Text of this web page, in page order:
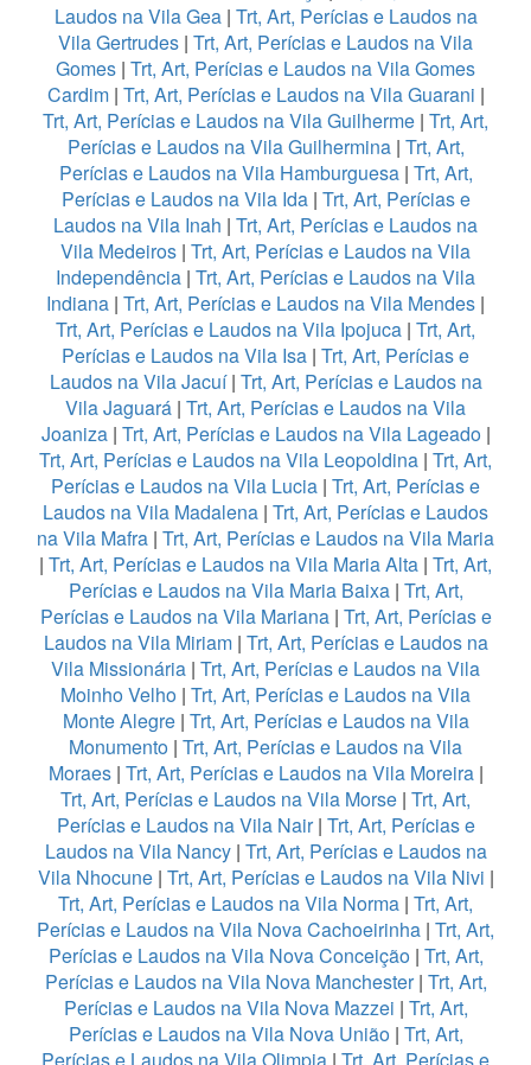
Laudos na Vila Gea| Trt, Art, Perícias e Laudos na
Vila Gertrudes | Trt, Art, Perícias e Laudos na Vila
Gomes | Trt, Art, Perícias e Laudos na Vila Gomes
Cardim| Trt, Art, Perícias e Laudos na Vila Guarani |
Trt, Art, Perícias e Laudos na Vila Guilherme | Trt, Art,
Perícias e Laudos na Vila Guilhermina| Trt, Art,
Perícias e Laudos na Vila Hamburguesa| Trt, Art,
Perícias e Laudos na Vila Ida| Trt, Art, Perícias e
Laudos na Vila Inah | Trt, Art, Perícias e Laudos na
Vila Medeiros | Trt, Art, Perícias e Laudos na Vila
Independência | Trt, Art, Perícias e Laudos na Vila
Indiana | Trt, Art, Perícias e Laudos na Vila Mendes |
Trt, Art, Perícias e Laudos na Vila Ipojuca | Trt, Art,
Perícias e Laudos na Vila Isa | Trt, Art, Perícias e
Laudos na Vila Jacuí| Trt, Art, Perícias e Laudos na
Vila Jaguará | Trt, Art, Perícias e Laudos na Vila
Joaniza| Trt, Art, Perícias e Laudos na Vila Lageado|
Trt, Art, Perícias e Laudos na Vila Leopoldina | Trt, Art,
Perícias e Laudos na Vila Lucia | Trt, Art, Perícias e
Laudos na Vila Madalena | Trt, Art, Perícias e Laudos
na Vila Mafra | Trt, Art, Perícias e Laudos na Vila Maria
| Trt, Art, Perícias e Laudos na Vila Maria Alta | Trt, Art,
Perícias e Laudos na Vila Maria Baixa| Trt, Art,
Perícias e Laudos na Vila Mariana| Trt, Art, Perícias e
Laudos na Vila Miriam| Trt, Art, Perícias e Laudos na
Vila Missionária | Trt, Art, Perícias e Laudos na Vila
Moinho Velho | Trt, Art, Perícias e Laudos na Vila
Monte Alegre| Trt, Art, Perícias e Laudos na Vila
Monumento | Trt, Art, Perícias e Laudos na Vila
Moraes| Trt, Art, Perícias e Laudos na Vila Moreira|
Trt, Art, Perícias e Laudos na Vila Morse | Trt, Art,
Perícias e Laudos na Vila Nair| Trt, Art, Perícias e
Laudos na Vila Nancy| Trt, Art, Perícias e Laudos na
Vila Nhocune| Trt, Art, Perícias e Laudos na Vila Nivi |
Trt, Art, Perícias e Laudos na Vila Norma | Trt, Art,
Perícias e Laudos na Vila Nova Cachoeirinha | Trt, Art,
Perícias e Laudos na Vila Nova Conceição| Trt, Art,
Perícias e Laudos na Vila Nova Manchester| Trt, Art,
Perícias e Laudos na Vila Nova Mazzei | Trt, Art,
Perícias e Laudos na Vila Nova União| Trt, Art,